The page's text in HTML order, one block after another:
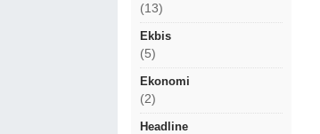
(13)
Ekbis
(5)
Ekonomi
(2)
Headline